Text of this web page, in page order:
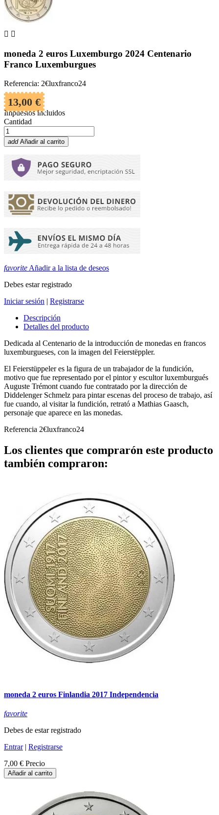
 
moneda 2 euros Luxemburgo 2024 Centenario
Franco Luxemburgues
Referencia: 2€luxfranco24
13,00 €
Impuestos incluidos
Cantidad
add Añadir al carrito
favorite Añadir a la lista de deseos
Debes estar registrado
Iniciar sesión | Registrarse
Descripción
Detalles del producto
Dedicada al Centenario de la introducción de monedas en francos
luxemburgueses, con la imagen del Feierstëppler.
El Feierstüppeler es la figura de un trabajador de la fundición,
motivo que fue representado por el pintor y escultor luxemburgués
Auguste Trémont cuando fue contratado por la dirección de
Diddelenger Schmelz para pintar escenas del proceso de trabajo, así
fue cuando, al visitar la fundición, retrató a Mathias Gaasch,
personaje que aparece en las monedas.
Referencia 2€luxfranco24
Los clientes que comprarón este producto
también compraron:
moneda 2 euros Finlandia 2017 Independencia
favorite
Debes de estar registrado
Entrar| Registrarse
7,00 € Precio
Añadir al carrito